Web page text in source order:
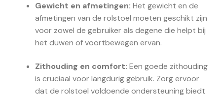
Gewicht en afmetingen: Het gewicht en de
afmetingen van de rolstoel moeten geschikt zijn
voor zowel de gebruiker als degene die helpt bij
het duwen of voortbewegen ervan.
Zithouding en comfort: Een goede zithouding
is cruciaal voor langdurig gebruik. Zorg ervoor
dat de rolstoel voldoende ondersteuning biedt